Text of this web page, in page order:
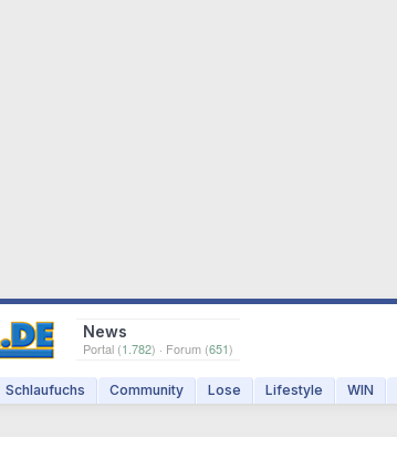
News
Portal (1.782) · Forum (651)
Schlaufuchs Community Lose Lifestyle WIN